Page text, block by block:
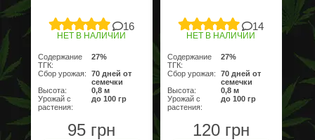
16
НЕТ В НАЛИЧИИ
Содержание
ТГК:
27%
Сбор урожая:
70 дней от
семечки
Высота:
0,8 м
Урожай с
растения:
до 100 гр
95 грн
14
НЕТ В НАЛИЧИИ
Содержание
ТГК:
27%
Сбор урожая:
70 дней от
семечки
Высота:
0,8 м
Урожай с
растения:
до 100 гр
120 грн